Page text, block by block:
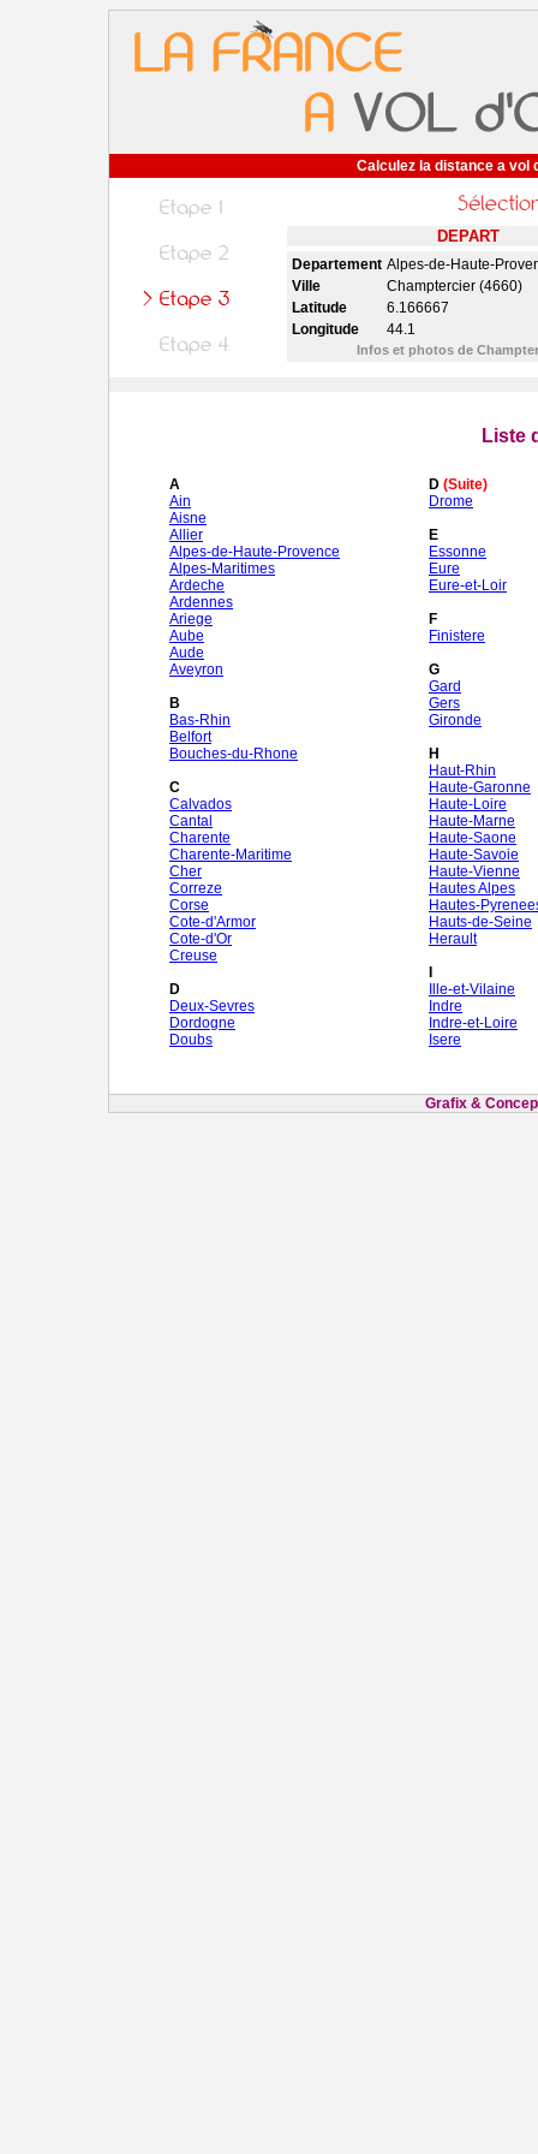
Calculez la distance a vol
DEPART
Departement Alpes-de-Haute-
Ville
Champtercier (4660)
Latitude
6.166667
Longitude
44.1
Infos et photos de
Liste
A
Ain
Aisne
Allier
Alpes-de-Haute-Provence
Alpes-Maritimes
Ardeche
Ardennes
Ariege
Aube
Aude
Aveyron
B
Bas-Rhin
Belfort
Bouches-du-Rhone
C
Calvados
Cantal
Charente
Charente-Maritime
Cher
Correze
Corse
Cote-d'Armor
Cote-d'Or
Creuse
D
Deux-Sevres
Dordogne
Doubs
D (Suite)
Drome
E
Essonne
Eure
Eure-et-Loir
F
Finistere
G
Gard
Gers
Gironde
H
Haut-Rhin
Haute-Garonne
Haute-Loire
Haute-Marne
Haute-Saone
Haute-Savoie
Haute-Vienne
Hautes Alpes
Hautes-
Hauts-de-Seine
Herault
Ille-et-Vilaine
Indre
Indre-et-Loire
Isere
Grafix &